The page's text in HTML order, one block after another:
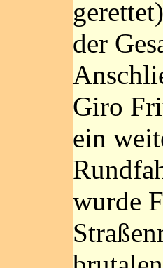
der
Giro
ein
wurde